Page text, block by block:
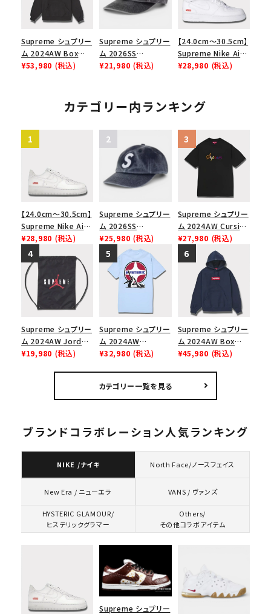
Supreme シュプリー
ム 2024AW Box
Logo Hooded
¥53,980 (税込)
Supreme シュプリー
ム 2026SS
Pigment Coated S
ゴ 6パネル ブラック
¥21,980 (税込)
【24.0cm～30.5cm】
Supreme Nike Air
Force 1 Mid シュプ
ューズ ホワイト 白
¥28,980 (税込)
カテゴリー内ランキング
【24.0cm～30.5cm】
Supreme Nike Air
Force 1 Low シュプ
リーム ナイキエアフォ
ース１スニーカー シ
ューズ ホワイト
¥28,980 (税込)
Supreme シュプリー
ム 2026SS
Pigment Coated S
Logo 6-Panel ピグ
メントコーテッド Sロ
ゴ 6パネル ネイビー
¥25,980 (税込)
Supreme シュプリー
ム 2024AW Cursive
S/S Top カーシブシ
ョートスリーブトップ
Tシャツ ブラック 黒
¥27,980 (税込)
Supreme シュプリー
ム 2024AW Jordan
Drawstring Bag ジ
¥19,980 (税込)
Supreme シュプリー
ム 2024AW
Hysteric Glamour
プTシャツ パウダーブ
ルー
¥32,980 (税込)
Supreme シュプリー
ム 2024AW Box
Logo Hooded
ネイビー 紺
¥45,980 (税込)
カテゴリー一覧を見る
ブランドコラボレーション人気ランキング
NIKE /ナイキ North Face/ノースフェイス
New Era / ニューエラ VANS / ヴァンズ
HYSTERIC GLAMOUR/
ヒステリックグラマー
Others/
その他コラボアイテム
Supreme シュプリー